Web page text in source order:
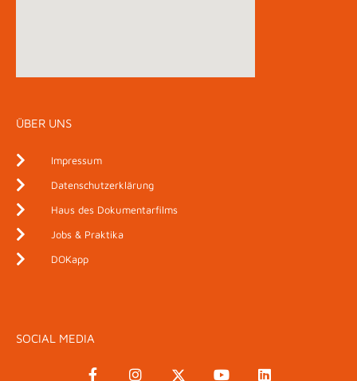
ÜBER UNS
Impressum
Datenschutzerklärung
Haus des Dokumentarfilms
Jobs & Praktika
DOKapp
SOCIAL MEDIA